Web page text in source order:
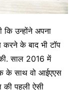
उन्होंने अपना
करने के बाद भी टॉप
की. साल 2016 में
के साथ वो आईएएस
की पहली ऐसी